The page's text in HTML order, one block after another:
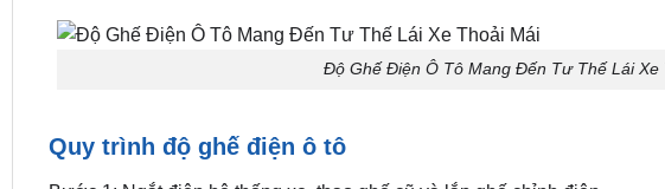
Độ Ghế Điện Ô Tô Mang Đến Tư Thế Lái Xe
Quy trình độ ghế điện ô tô